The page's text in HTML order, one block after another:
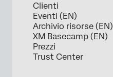
Clienti
Eventi (EN)
Archivio risorse (EN)
XM Basecamp (EN)
Prezzi
Trust Center